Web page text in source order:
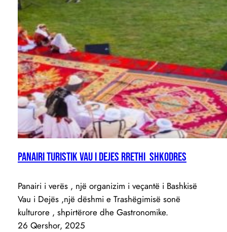
PANAIRI TURISTIK VAU I DEJES RRETHI SHKODRES
Panairi i verës , një organizim i veçantë i Bashkisë
Vau i Dejës ,një dëshmi e Trashëgimisë sonë
kulturore , shpirtërore dhe Gastronomike.
26 Qershor, 2025